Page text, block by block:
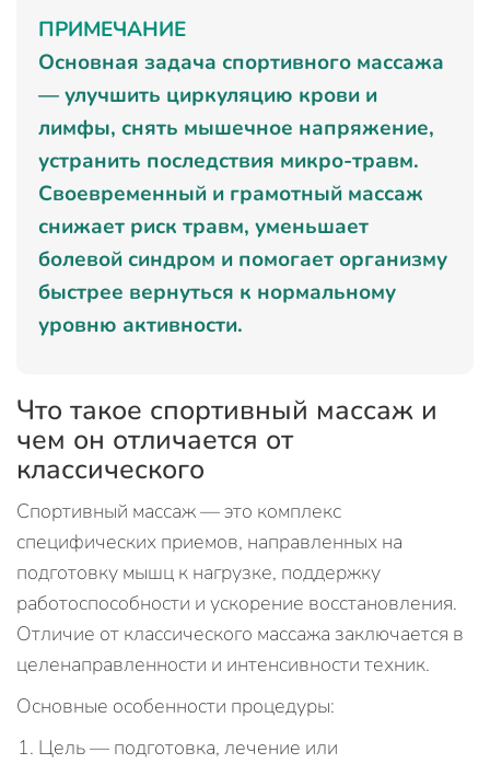
ПРИМЕЧАНИЕ
Основная задача спортивного массажа
— улучшить циркуляцию крови и
лимфы, снять мышечное напряжение,
устранить последствия микро-травм.
Своевременный и грамотный массаж
снижает риск травм, уменьшает
болевой синдром и помогает организму
быстрее вернуться к нормальному
уровню активности.
Что такое спортивный массаж и
чем он отличается от
классического
Спортивный массаж — это комплекс
специфических приемов, направленных на
подготовку мышц к нагрузке, поддержку
работоспособности и ускорение восстановления.
Отличие от классического массажа заключается в
целенаправленности и интенсивности техник.
Основные особенности процедуры:
Цель — подготовка, лечение или